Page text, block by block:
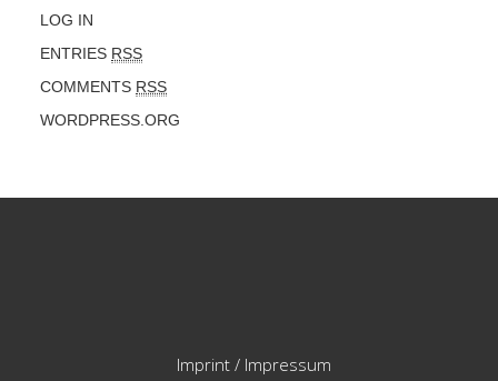
LOG IN
ENTRIES RSS
COMMENTS RSS
WORDPRESS.ORG
Imprint / Impressum